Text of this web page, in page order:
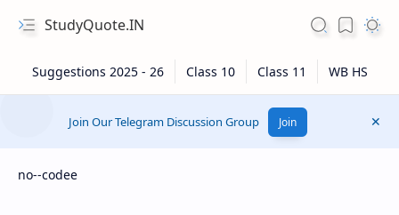
StudyQuote.IN
Join Our Telegram Discussion Group Join
no--codee